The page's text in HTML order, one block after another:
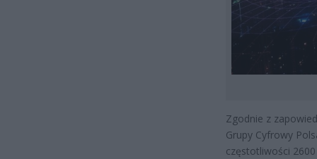
Zgodnie z
Grupy Cyfrowy
częstotliwości